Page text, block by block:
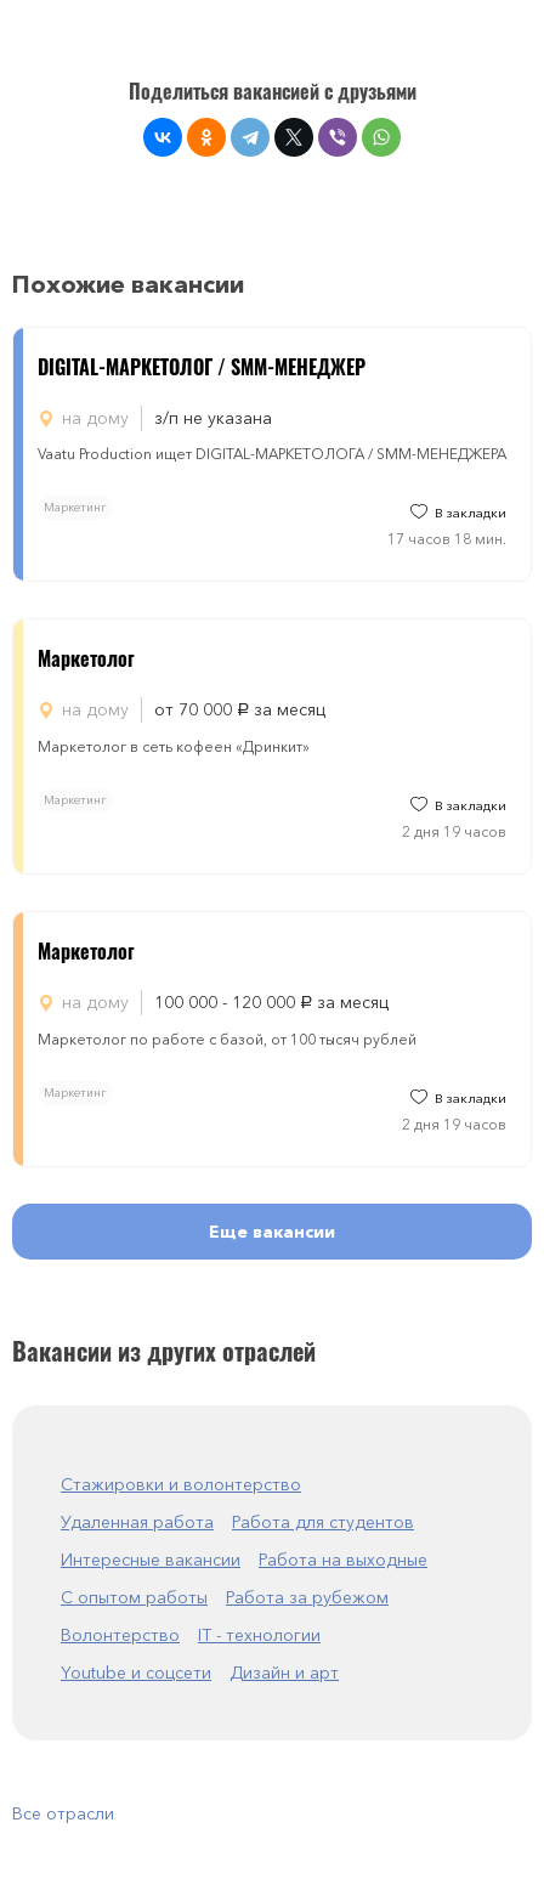
Поделиться вакансией с друзьями
Похожие вакансии
DIGITAL-МАРКЕТОЛОГ / SMM-МЕНЕДЖЕР
на дому з/п не указана
Vaatu Production ищет DIGITAL-МАРКЕТОЛОГА / SMM-МЕНЕДЖЕРА
Маркетинг В закладки
17 часов 18 мин.
Маркетолог
на дому от 70 000 руб. за месяц
Маркетолог в сеть кофеен «Дринкит»
Маркетинг В закладки
2 дня 19 часов
Маркетолог
на дому 100 000 - 120 000 руб. за месяц
Маркетолог по работе с базой, от 100 тысяч рублей
Маркетинг В закладки
2 дня 19 часов
Еще вакансии
Вакансии из других отраслей
Стажировки и волонтерство
Удаленная работа
Работа для студентов
Интересные вакансии
Работа на выходные
С опытом работы
Работа за рубежом
Волонтерство
IT - технологии
Youtube и соцсети
Дизайн и арт
Все отрасли